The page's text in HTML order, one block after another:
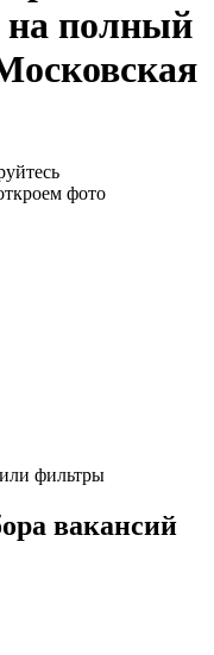
на полный
фото
фильтры
вакансий